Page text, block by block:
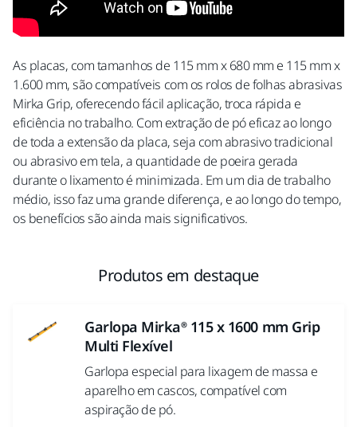
As placas, com tamanhos de 115 mm x 680 mm e 115 mm x
1.600 mm, são compatíveis com os rolos de folhas abrasivas
Mirka Grip, oferecendo fácil aplicação, troca rápida e
eficiência no trabalho. Com extração de pó eficaz ao longo
de toda a extensão da placa, seja com abrasivo tradicional
ou abrasivo em tela, a quantidade de poeira gerada
durante o lixamento é minimizada. Em um dia de trabalho
médio, isso faz uma grande diferença, e ao longo do tempo,
os benefícios são ainda mais significativos.
Produtos em destaque
Garlopa Mirka® 115 x 1600 mm Grip
Multi Flexível
Garlopa especial para lixagem de massa e
aparelho em cascos, compatível com
aspiração de pó.